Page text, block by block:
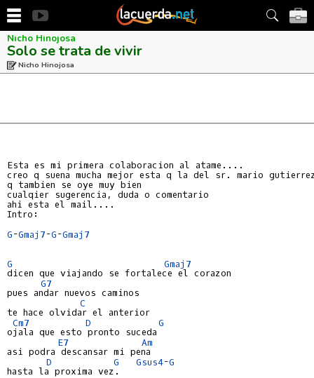
Nicho Hinojosa
Solo se trata de vivir
Nicho Hinojosa
Esta es mi primera colaboracion al atame....
creo q suena mucha mejor esta q la del sr. mario
q tambien se oye muy bien
cualqier sugerencia, duda o comentario
ahi esta el mail....
Intro:
G-Gmaj7-G-Gmaj7
G
Gmaj7
dicen que viajando se fortalece el corazon
G7
pues andar nuevos caminos
C
te hace olvidar el anterior
Cm7
D
G
ojala que esto pronto suceda
E7
Am
asi podra descansar mi pena
D
G Gsus4-G
hasta la proxima vez.